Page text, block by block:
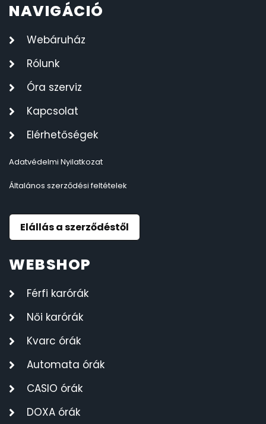
NAVIGÁCIÓ
Webáruház
Rólunk
Óra szerviz
Kapcsolat
Elérhetőségek
Adatvédelmi Nyilatkozat
Általános szerződési feltételek
Elállás a szerződéstől
WEBSHOP
Férfi karórák
Női karórák
Kvarc órák
Automata órák
CASIO órák
DOXA órák